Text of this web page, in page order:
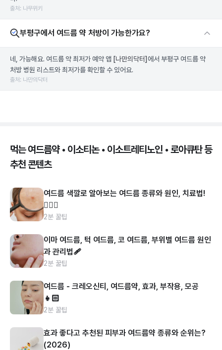
출처: 나무위키
부평구에서 여드름 약 처방이 가능한가요?
네, 가능해요. 여드름 약 최저가 예약 앱 [나만의닥터] 에서 부평구 여드름 약
처방 병원 리스트와 최저가를 확인할 수 있어요.
출처: 나만의닥터
먹는 여드름약 • 이소티논 • 이소트레티노인 • 로아큐탄 등
추천 콘텐츠
여드름 색깔로 알아보는 여드름 종류와 원인, 치료법!
👩🏻‍⚕️
2분 꿀팁
이마 여드름, 턱 여드름, 코 여드름, 부위별 여드름 원인
과 관리법🩹
2분 꿀팁
여드름 - 크레오신티, 여드름약, 효과, 부작용, 모공
👧🏻
2분 꿀팁
효과 좋다고 추천된 피부과 여드름약 종류와 순위는?
(2026)